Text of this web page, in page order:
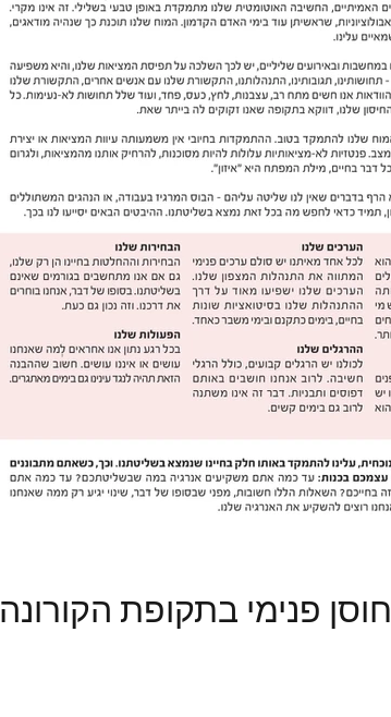
חוסן פנימי בתקופת הקורונה